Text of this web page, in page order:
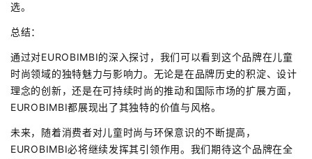
选。
总结：
通过对EUROBIMBI的深入探讨，我们可以看到这个品牌在儿童
时尚领域的独特魅力与影响力。无论是在品牌历史的积淀、设计
理念的创新，还是在可持续时尚的推动和国际市场的扩展方面，
EUROBIMBI都展现出了其独特的价值与风格。
未来，随着消费者对儿童时尚与环保意识的不断提高，
EUROBIMBI必将继续发挥其引领作用。我们期待这个品牌在全